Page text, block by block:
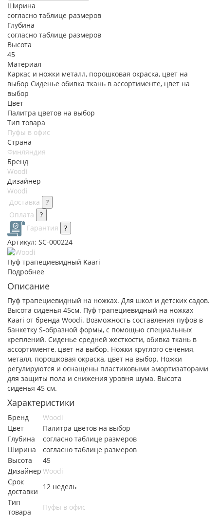
Ширина
согласно таблице размеров
Глубина
согласно таблице размеров
Высота
45
Материал
Каркас и ножки металл, порошковая окраска, цвет на
выбор Сиденье обивка ткань в ассортименте, цвет на
выбор
Цвет
Палитра цветов на выбор
Тип товара
Пуфы в офис
Страна
Финляндия
Бренд
Woodi
Дизайнер
Woodi
Доставка
?
Оплата
?
Гарантия
?
Артикул: SC-000224
Пуф трапециевидный Kaari
Подробнее
Описание
Пуф трапециевидный на ножках. Для школ и детских садов.
Высота сиденья 45см. Пуф трапециевидный на ножках
Kaari от бренда Woodi. Возможность составления пуфов в
банкетку S-образной формы, с помощью специальных
креплений. Сиденье средней жесткости, обивка ткань в
ассортименте, цвет на выбор. Ножки круглого сечения,
металл, порошковая окраска, цвет на выбор. Ножки
регулируются и оснащены пластиковыми амортизаторами
для защиты пола и снижения уровня шума. Высота
сиденья 45 см.
Характеристики
Бренд
Woodi
Цвет
Палитра цветов на выбор
Глубина
согласно таблице размеров
Ширина
согласно таблице размеров
Высота
45
Дизайнер Woodi
Срок
доставки
12 недель
Тип
товара
Пуфы в офис